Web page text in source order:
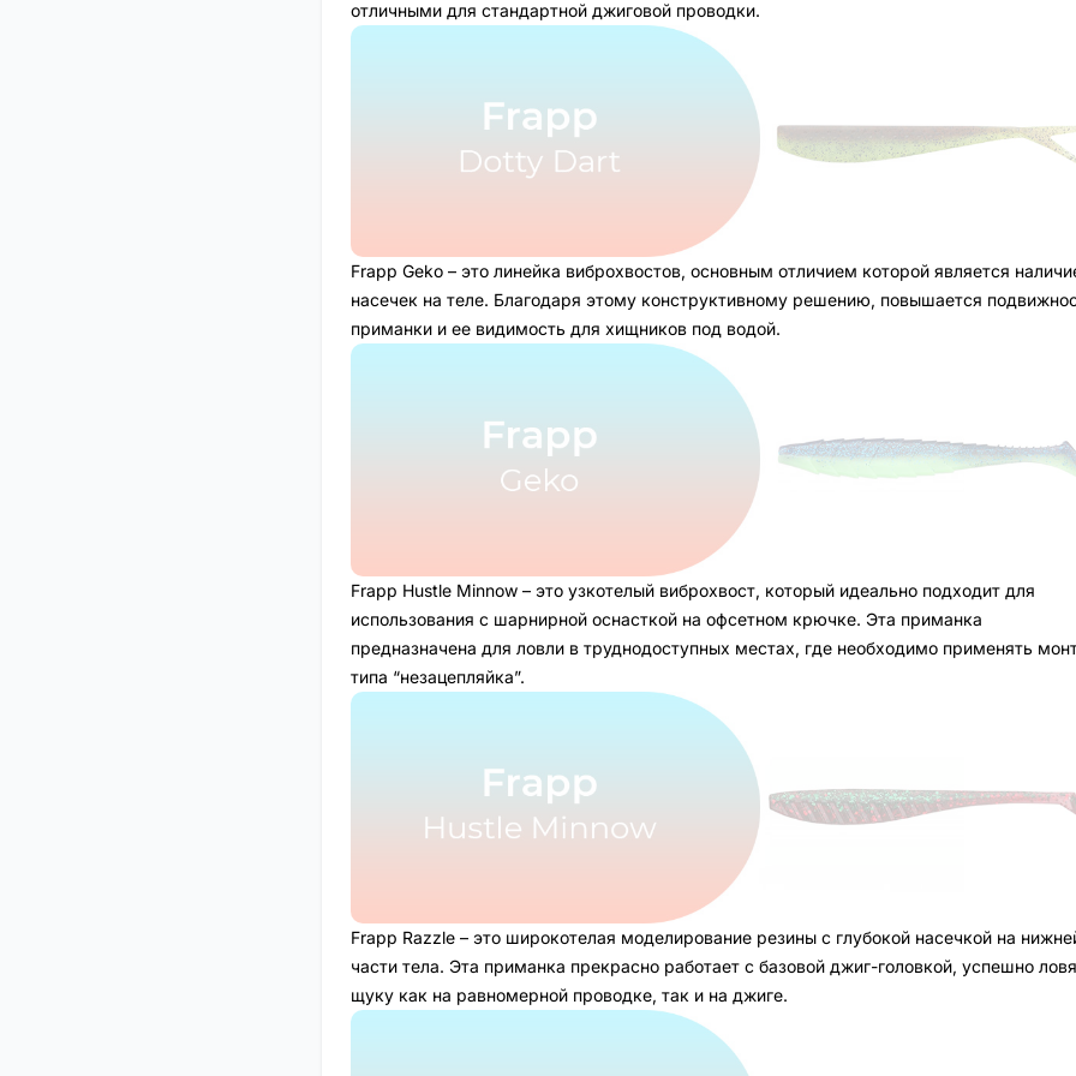
отличными для стандартной джиговой проводки.
Frapp Geko – это линейка виброхвостов, основным отличием которой является
насечек на теле. Благодаря этому конструктивному решению, повышается
приманки и ее видимость для хищников под водой.
Frapp Hustle Minnow – это узкотелый виброхвост, который идеально подходит для
использования с шарнирной оснасткой на офсетном крючке. Эта приманка
предназначена для ловли в труднодоступных местах, где необходимо применять
типа “незацепляйка”.
Frapp Razzle – это широкотелая моделирование резины с глубокой насечкой на
части тела. Эта приманка прекрасно работает с базовой джиг-головкой, успешно ловя
щуку как на равномерной проводке, так и на джиге.